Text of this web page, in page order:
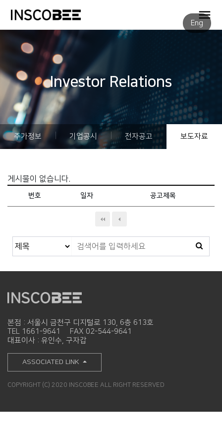
Eng
Investor Relations
주가정보 기업공시 전자공고 보도자료
게시물이 없습니다.
번호 일자 공고제목
본점 : 서울시 금천구 디지털로 130, 6층 613호
TEL 1661-9641
FAX 02-544-9641
대표이사 : 유인수, 구자갑
ASSOCIATED LINK
COPYRIGHT (C) 2020 INSCOBEE ALL RIGHT RESERVED